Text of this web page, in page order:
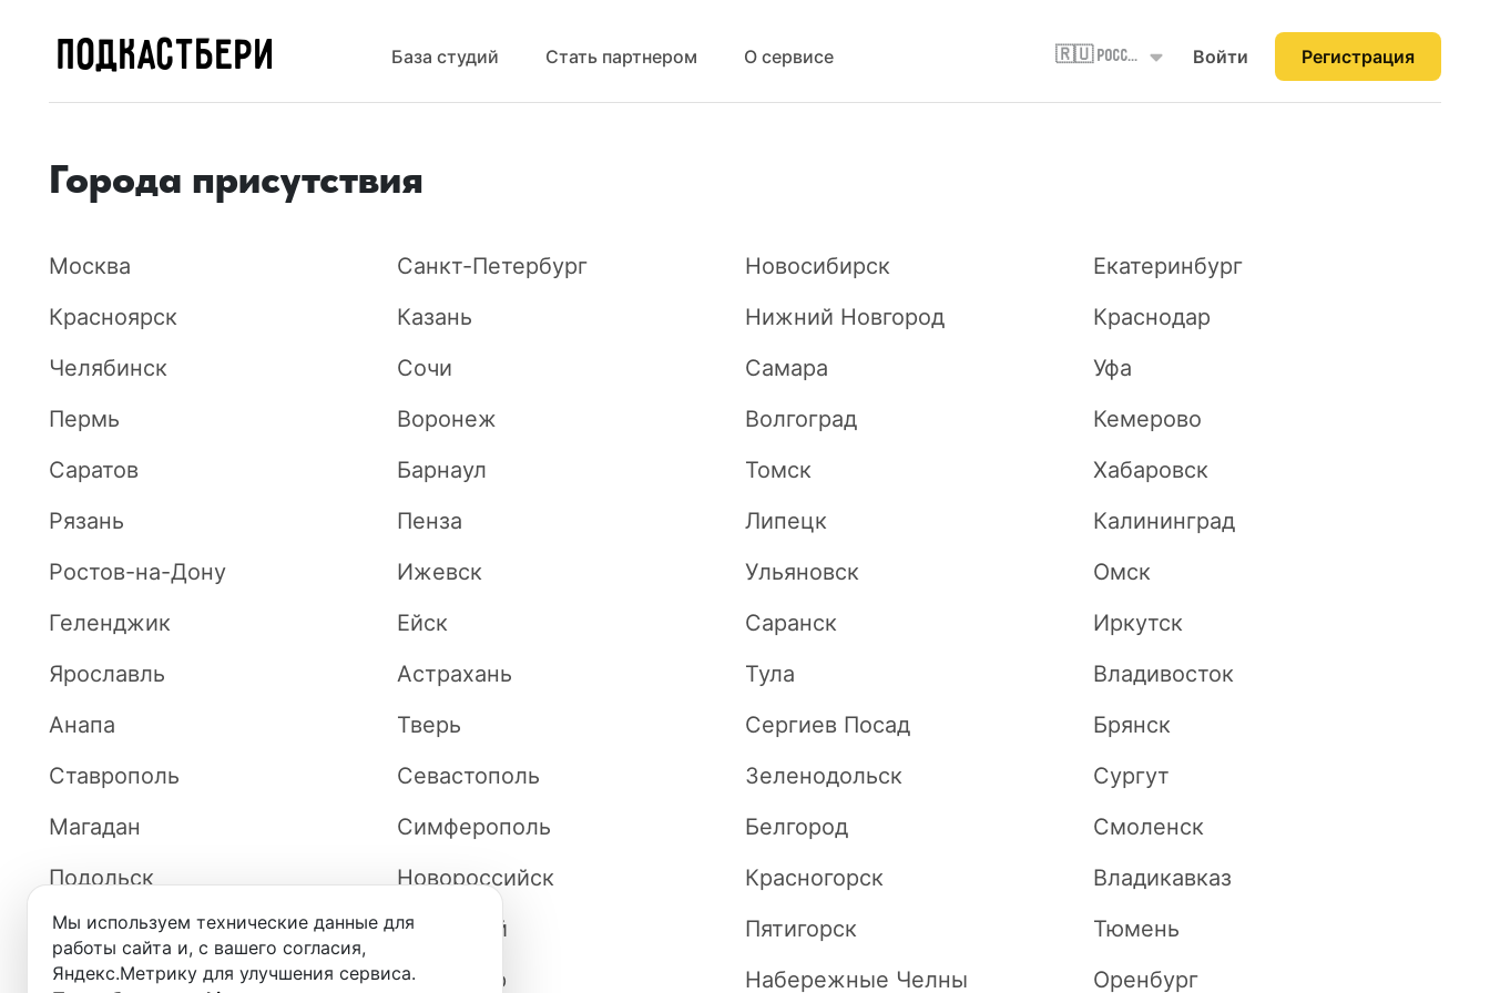
ПОДКАСТБЕРИ База студий Стать партнером О сервисе 🇷🇺 Россия Войти Регистрация
Города присутствия
Москва Санкт-Петербург Новосибирск
Екатеринбург
Красноярск
Казань Нижний Новгород
Краснодар
Челябинск
Сочи Самара
Уфа
Пермь
Воронеж Волгоград
Кемерово
Саратов
Барнаул Томск
Хабаровск
Рязань
Пенза Липецк
Калининград
Ростов-на-Дону
Ижевск Ульяновск
Омск
Геленджик
Ейск Саранск
Иркутск
Ярославль
Астрахань Тула
Владивосток
Анапа
Тверь Сергиев Посад
Брянск
Ставрополь
Севастополь Зеленодольск
Сургут
Магадан
Симферополь Белгород
Смоленск
Подольск
Новороссийск Красногорск
Владикавказ
Железногорск
Волжский Пятигорск
Тюмень
Киров
Владимир Набережные Челны Оренбург
Мы используем технические данные для
работы сайта и, с вашего согласия,
Яндекс.Метрику для улучшения сервиса.